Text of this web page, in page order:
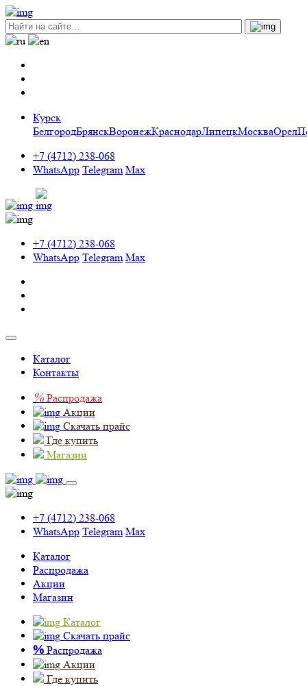
Курск
БелгородБрянскВоронежКраснодарЛипецкМоскваОрел
+7 (4712) 238-068
WhatsApp Telegram Max
+7 (4712) 238-068
WhatsApp Telegram Max
Каталог
Контакты
% Распродажа
Акции
Скачать прайс
Где купить
Магазин
+7 (4712) 238-068
WhatsApp Telegram Max
Каталог
Распродажа
Акции
Магазин
Каталог
Скачать прайс
% Распродажа
Акции
Где купить